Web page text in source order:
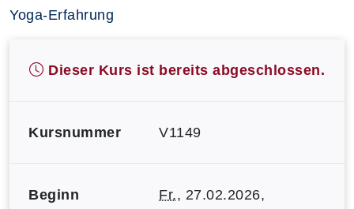
Yoga-Erfahrung
Dieser Kurs ist bereits abgeschlossen.
Kursnummer V1149
Beginn Fr., 27.02.2026,